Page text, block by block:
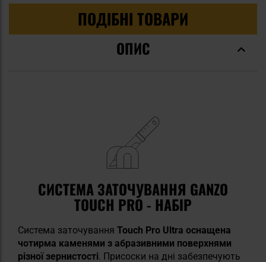
ПОДІБНІ ТОВАРИ
ОПИС
СИСТЕМА ЗАТОЧУВАННЯ GANZO
TOUCH PRO - НАБІР
Система заточування Touch Pro Ultra оснащена
чотирма каменями з абразивними поверхнями
різної зернистості. Присоски на дні забезпечують